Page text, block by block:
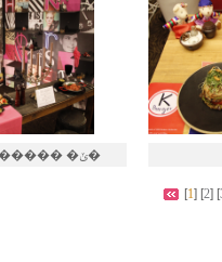
80���� ������ �ݶ�
[1] [2] [